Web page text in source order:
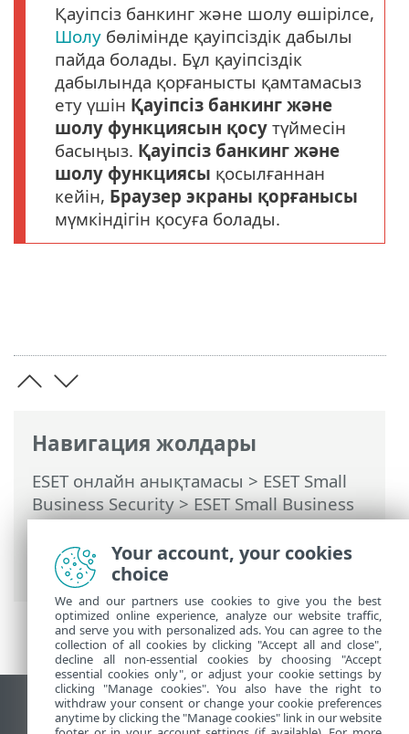
Навигация жолдары
ESET онлайн анықтамасы > ESET Small
Business Security>ESET Small Business
Security бағдарламасымен жұмыс істеу
Реттеу >Қауіпсіздік құралдары>
Браузер экранын қорғау
Қауіпсіз банкинг және шолу өшірілсе,
Шолу бөлімінде қауіпсіздік дабылы
пайда болады. Бұл қауіпсіздік
дабылында қорғанысты қамтамасыз
ету үшін Қауіпсіз банкинг және
шолу функциясын қосу түймесін
басыңыз. Қауіпсіз банкинг және
шолу функциясы қосылғаннан
кейін, Браузер экраны қорғанысы
мүмкіндігін қосуға болады.
Жұмыс үстеліндегі сайтты қарау
Your account, your cookies
choice
We and our partners use cookies to give you the best
optimized online experience, analyze our website traffic,
and serve you with personalized ads. You can agree to the
collection of all cookies by clicking "Accept all and close",
decline all non-essential cookies by choosing "Accept
essential cookies only", or adjust your cookie settings by
clicking "Manage cookies". You also have the right to
withdraw your consent or change your cookie preferences
anytime by clicking the "Manage cookies" link in our website